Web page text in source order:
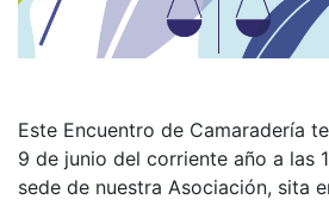
Este Encuentro de Camaradería
9 de junio del corriente año a las
sede de nuestra Asociación, sita